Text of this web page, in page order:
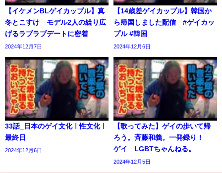
【イケメンBLゲイカップル】真
冬とこすけ モデル2人の繰り広
げるラブラブデートに密着
2024年12月7日
【14歳差ゲイカップル】韓国か
ら帰国しました配信 #ゲイカッ
プル #韓国
2024年12月6日
33話_日本のゲイ文化ㅣ性文化ㅣ
最終日
2024年12月6日
【歌ってみた】ゲイの歩いて帰
ろう。斉藤和義。一発録り！
ゲイ LGBTちゃんねる。
2024年12月5日